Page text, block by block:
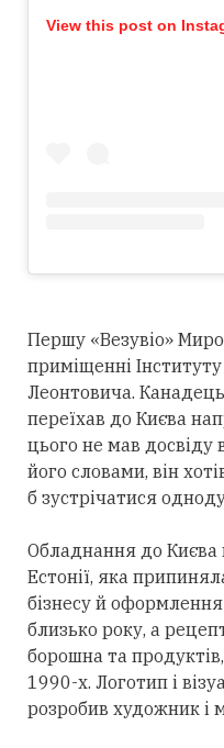
View this post on
Першу «Везувіо»
приміщенні Інституту
Леонтовича.
переїхав до Києва
цього не мав досвіду
його словами, він
б зустрічатися
Обладнання до Києва
Естонії, яка
бізнесу й
близько року, а
борошна та
1990-х. Логотип і
розробив художник і